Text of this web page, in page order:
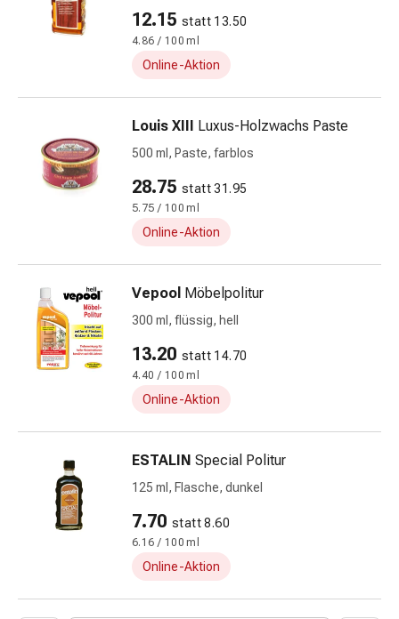
Wurmmittel
Zeckenpinzetten
Rezeptpflichtige
Medikamente
Medikamente
Intimbeschwerden
Menstruation
Wechseljahre
Vaginalgesundheit
Vitamine
&
Mineralstoffe
Vitamine
Mineralstoffe
Kombinationspräparate
&
Mundgesundheit
Kariesprophylaxen
Mund
Munddesinfektionsmittel
Aphten
12.15 statt 13.50
4.86 / 100 ml
Online-Aktion
Louis XIII Luxus-Holzwachs Paste
500 ml, Paste, farblos
28.75 statt 31.95
5.75 / 100 ml
Online-Aktion
Vepool Möbelpolitur
300 ml, flüssig, hell
13.20 statt 14.70
4.40 / 100 ml
Online-Aktion
ESTALIN Special Politur
125 ml, Flasche, dunkel
7.70 statt 8.60
6.16 / 100 ml
Online-Aktion